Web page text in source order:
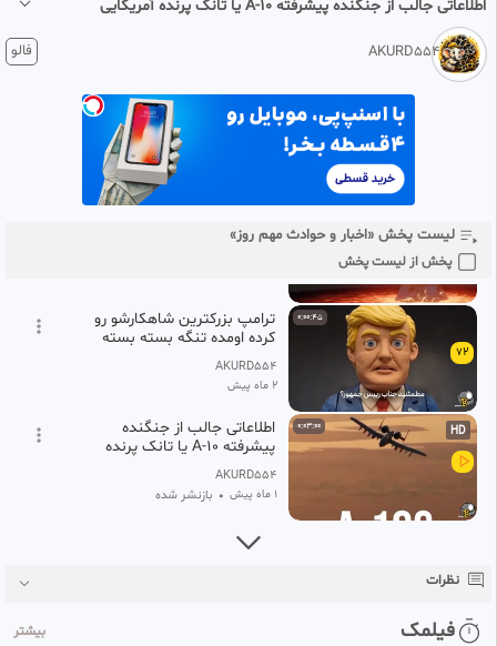
اطلاعاتی جالب از جنگنده پیشرفته A-10 یا تانک پرنده آمریکایی
اطلاعاتی جالب از جنگنده پیشرفته A-10 یا تانک پرنده آمریکایی
AKURD554 فالو
لیست پخش «اخبار و حوادث مهم روز»
پخش از لیست پخش
69
دیوانگان ،لزوم اتمی شدن ایران
هنوز برای خیلی ها سوال که چرا
موشک؟.mp4
71
0:00:59
حوه ی انفجار یک بمب اتمی
چگونه است؟p.mp4
72
0:00:45
ترامپ بزرکترین شاهکارشو رو
کرده اومده تنگه بسته بسته
AKURD554
2 ماه پیش
0:03:00 HD
اطلاعاتی جالب از جنگنده
پیشرفته A-10 یا تانک پرنده
آمریکایی
AKURD554
1 ماه پیش • بازنشر شده
نظرات
فیلمک بیشتر